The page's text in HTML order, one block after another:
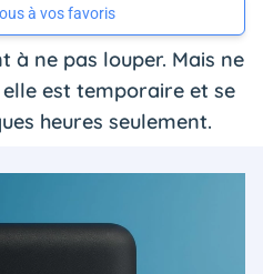
à vos favoris
à ne pas louper. Mais ne
est temporaire et se
heures seulement.